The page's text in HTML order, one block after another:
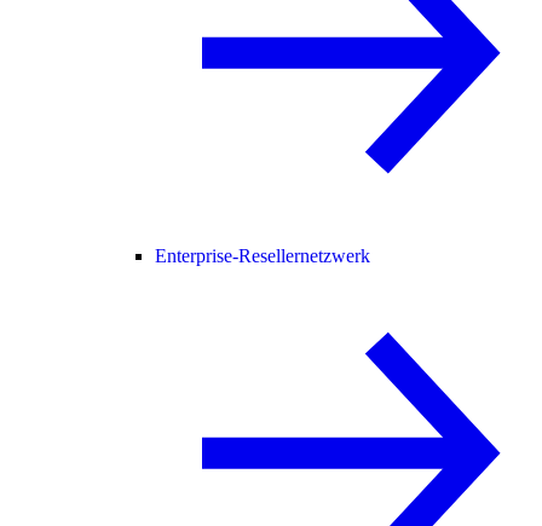
Enterprise-Resellernetzwerk